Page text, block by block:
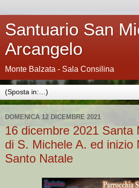
Santuario San
Arcangelo
Monte Balzata - Sala Consilina
DOMENICA 12 DICEMBRE 2021
16 dicembre 2021 Santa
di S. Michele A. ed inizio
Santo Natale